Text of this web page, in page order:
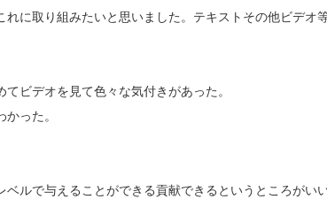
れに取り組みたいと思いました。テキストその他ビデオ
てビデオを見て色々な気付きがあった。
った。
ベルで与えることができる貢献できるというところがい